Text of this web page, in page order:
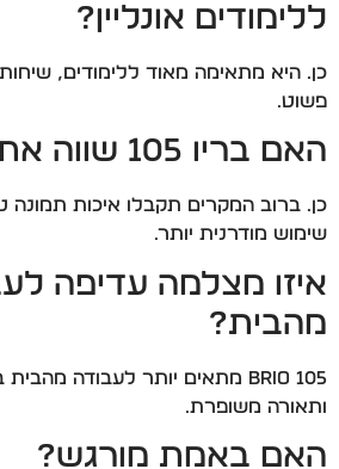
ללימודים אונליין?
כן. היא מתאימה מאוד ללימודים, שיחות
פשוט.
האם בריו 105 שווה את המחיר?
כן. ברוב המקרים תקבלו איכות תמונה
שימוש מודרנית יותר.
איזו מצלמה עדיפה
מהבית?
ותאורה משופרת.
האם באמת מורגש?